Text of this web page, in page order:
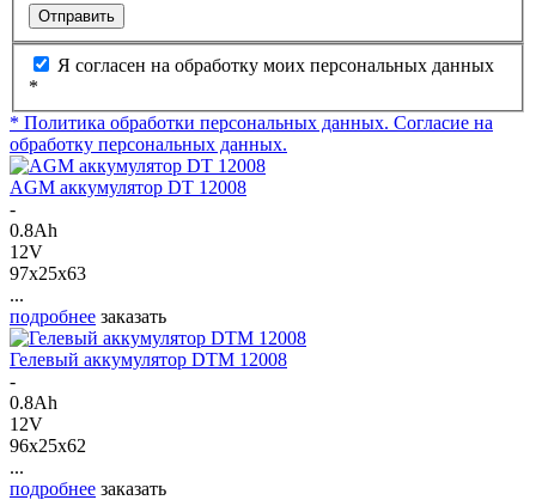
Отправить
Я согласен на обработку моих персональных данных
*
* Политика обработки персональных данных. Согласие на
обработку персональных данных.
AGM аккумулятор DT 12008
-
0.8Ah
12V
97x25x63
...
подробнее заказать
Гелевый аккумулятор DTM 12008
-
0.8Ah
12V
96x25x62
...
подробнее заказать